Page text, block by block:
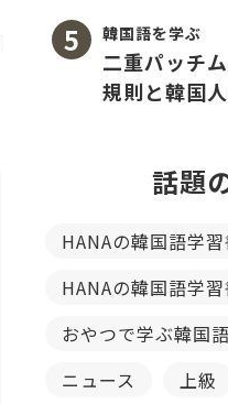
韓国語を学ぶ
二重パッチ
規則と韓国
話題
HANAの韓国語学習
HANAの韓国語学
おやつで学ぶ韓国語
ニュース
上級